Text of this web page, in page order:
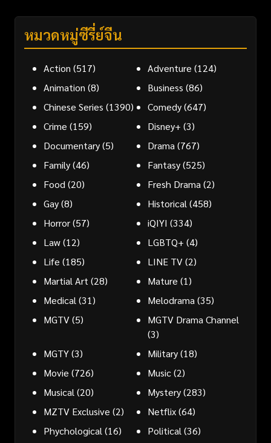
หมวดหมู่ซีรี่ย์จีน
Action (517) Adventure (124)
Animation (8) Business (86)
Chinese Series (1390) Comedy(647)
Crime (159) Disney+ (3)
Documentary(5) Drama (767)
Family(46) Fantasy(525)
Food (20) Fresh Drama (2)
Gay(8) Historical (458)
Horror(57) iQIYI (334)
Law(12) LGBTQ+ (4)
Life (185) LINE TV(2)
Martial Art (28) Mature (1)
Medical (31) Melodrama (35)
MGTV(5)
MGTV Drama Channel
(3)
MGTY(3) Military(18)
Movie (726) Music(2)
Musical (20) Mystery(283)
MZTV Exclusive (2) Netflix(64)
Phychological (16) Political (36)